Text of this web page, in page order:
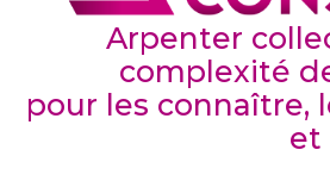
Arpenter
complexité
pour les connaître,
et